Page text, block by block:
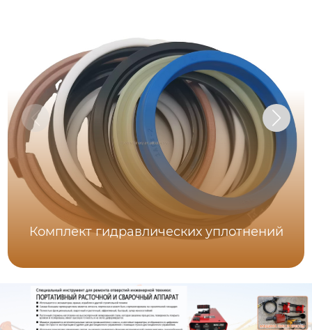
Комплект гидравлических уплотнений